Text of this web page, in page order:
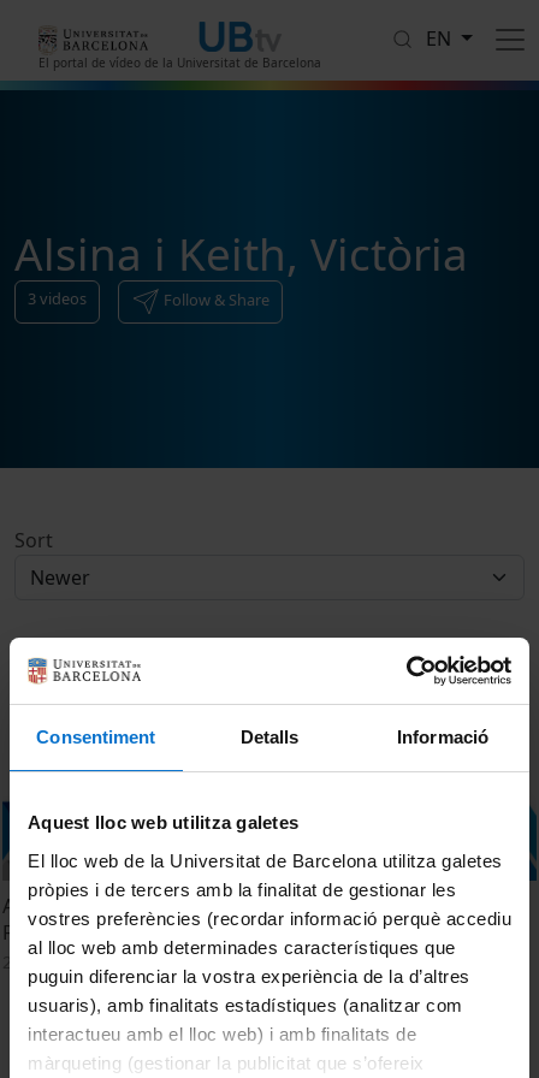
Consentiment Detalls Informació
Aquest lloc web utilitza galetes
El lloc web de la Universitat de Barcelona utilitza galetes
pròpies i de tercers amb la finalitat de gestionar les
vostres preferències (recordar informació perquè accediu
al lloc web amb determinades característiques que
puguin diferenciar la vostra experiència de la d’altres
usuaris), amb finalitats estadístiques (analitzar com
interactueu amb el lloc web) i amb finalitats de
màrqueting (gestionar la publicitat que s’ofereix
El portal de vídeo de la Universitat de Barcelona
EN
Alsina i Keith, Victòria
3videos Follow & Share
Sort
Acte de cloenda dels cursos de les àrees de Salut,
Farmàcia, Psicologia, Empresa i Cultura. IL3. 2025